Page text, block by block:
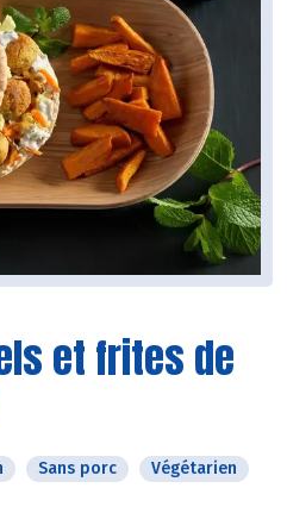
et frites de
Sans porc Végétarien